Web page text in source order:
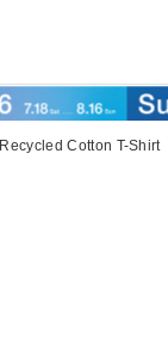
Recycled Cotton T-Shirt